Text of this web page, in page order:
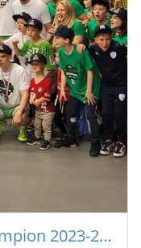
Den HC Berchem ass Champion 2023-2024 an der AXA League vun de Männer